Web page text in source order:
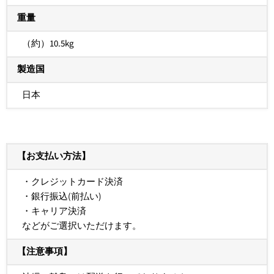
重量
（約）10.5kg
製造国
日本
【お支払い方法】
・クレジットカード決済
・銀行振込(前払い)
・キャリア決済
などがご選択いただけます。
【注意事項】